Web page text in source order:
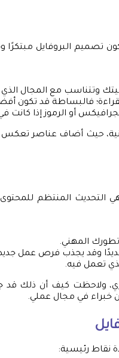
تصميم البروفايل مبتكرًا
وتتناسب مع المجال
فالبساطة قد تكون
أو الرموز إذا
حيث أضاف عناصر
التحديث المنتظم
المهني.
وقد يجذب فرص عمل
تعمل فيه.
ولاحظت كيف أن ذلك قد
في مجال عملي.
نقاط رئيسية: